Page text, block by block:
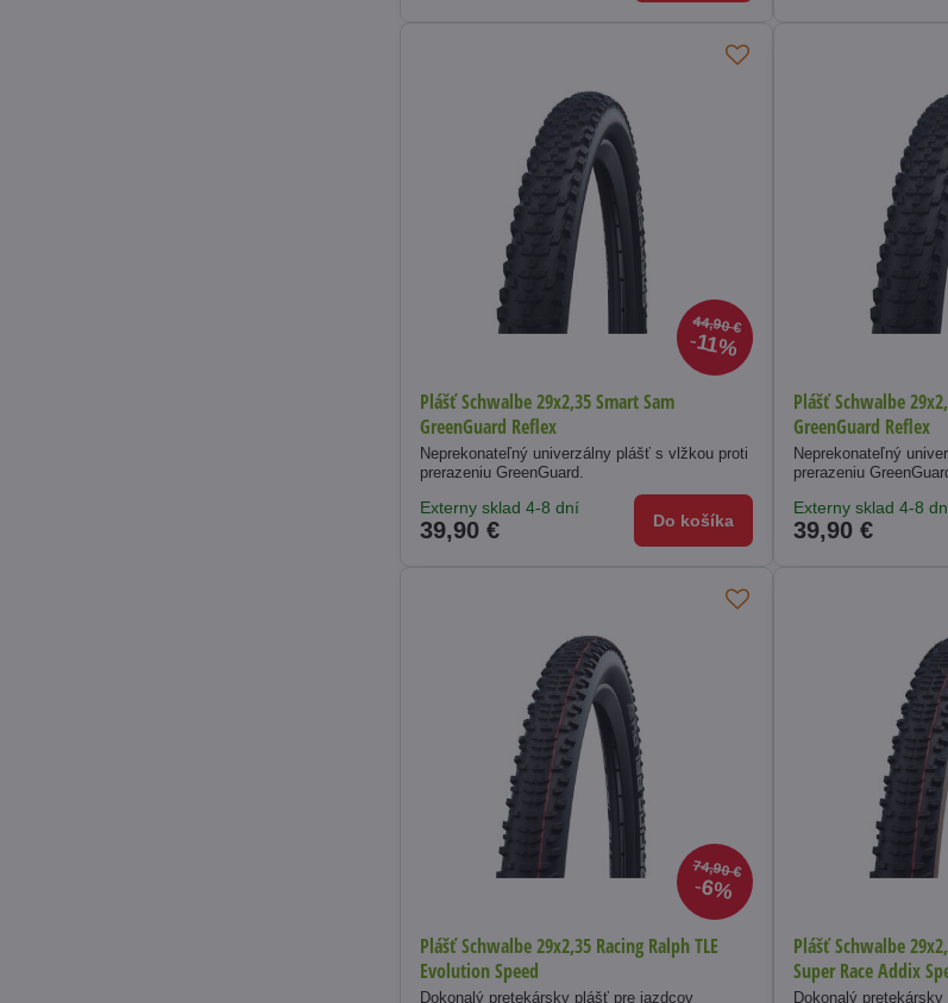
44,90 €
11%
Plášť Schwalbe 29x2,35 Smart Sam
GreenGuard Reflex
Neprekonateľný univerzálny plášť s vlžkou proti
prerazeniu GreenGuard.
Externy sklad 4-8 dní
39,90 € Do košíka
Plášť Schwalbe
GreenGuard Reflex
Neprekonateľný
prerazeniu
Externy sklad 4-8
39,90 €
74,90 €
6%
Plášť Schwalbe 29x2,35 Racing Ralph TLE
Evolution Speed
Dokonalý pretekársky plášť pre jazdcov
Plášť Schwalbe
Super Race Addix
Dokonalý